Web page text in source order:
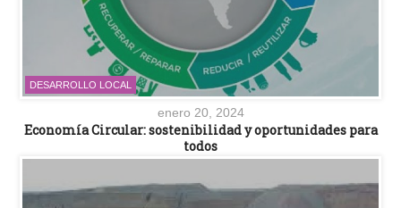
DESARROLLO LOCAL
enero 20, 2024
Economía Circular: sostenibilidad y oportunidades para
todos